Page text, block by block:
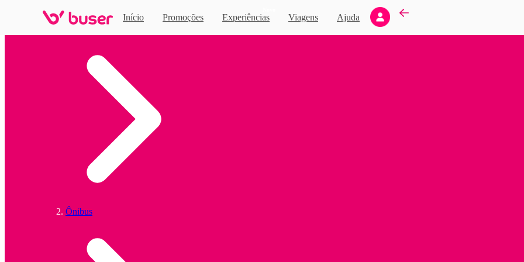
Início Promoções Experiências Viagens Ajuda
Ônibus